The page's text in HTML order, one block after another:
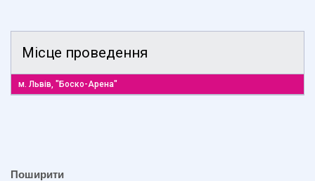
Місце проведення
м. Львів, "Боско-Арена"
Поширити